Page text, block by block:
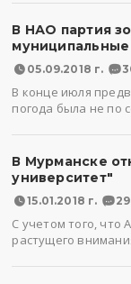
В НАО партия
05.09.2018 г.
В конце июля
погода была не по
В Мурманске
университет"
15.01.2018 г.
С учетом того, что
растущего